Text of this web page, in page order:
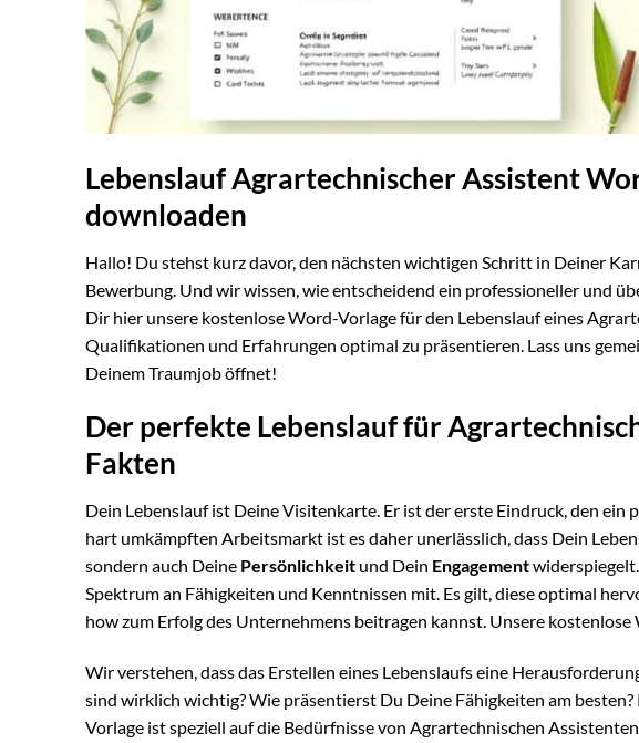
Lebenslauf Agrartechnischer Assistent
downloaden
Hallo! Du stehst kurz davor, den nächsten wichtigen Schritt in Deiner
Bewerbung. Und wir wissen, wie entscheidend ein professioneller und
Dir hier unsere kostenlose Word-Vorlage für den Lebenslauf eines
Qualifikationen und Erfahrungen optimal zu präsentieren. Lass uns
Deinem Traumjob öffnet!
Der perfekte Lebenslauf für
Fakten
Dein Lebenslauf ist Deine Visitenkarte. Er ist der erste Eindruck, den
hart umkämpften Arbeitsmarkt ist es daher unerlässlich, dass Dein
sondern auch Deine Persönlichkeit und Dein Engagement
Spektrum an Fähigkeiten und Kenntnissen mit. Es gilt, diese optimal
how zum Erfolg des Unternehmens beitragen kannst. Unsere
Wir verstehen, dass das Erstellen eines Lebenslaufs eine
sind wirklich wichtig? Wie präsentierst Du Deine Fähigkeiten am besten?
Vorlage ist speziell auf die Bedürfnisse von Agrartechnischen